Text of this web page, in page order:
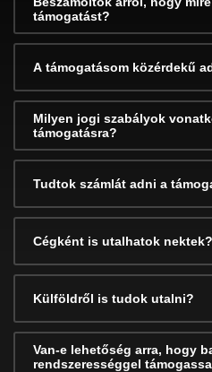
támogatást?
A támogatásom közérdekű
Milyen jogi szabályok
támogatásra?
Tudtok számlát adni a
Cégként is utalhatok nektek?
Külföldről is tudok utalni?
Van-e lehetőség arra, hogy
rendszerességgel